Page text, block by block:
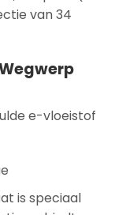
van 34
e-vloeistof
is speciaal